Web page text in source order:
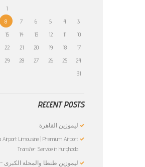
1
3
4
5
6
7
8
10
11
12
13
14
15
17
18
19
20
21
22
24
25
26
27
28
29
31
RECENT POSTS
ليموزين القاهرة
Airport Limousine | Premium Airport
Transfer Service in Hurghada
ليموزين طنطا والمحلة الكبرى